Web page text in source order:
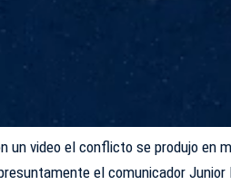
un video el conflicto se produjo en
el comunicador